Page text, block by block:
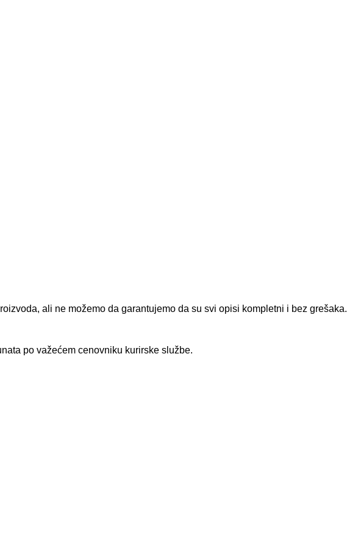
ali ne možemo da garantujemo da su svi opisi kompletni i bez grešaka.
po važećem cenovniku kurirske službe.